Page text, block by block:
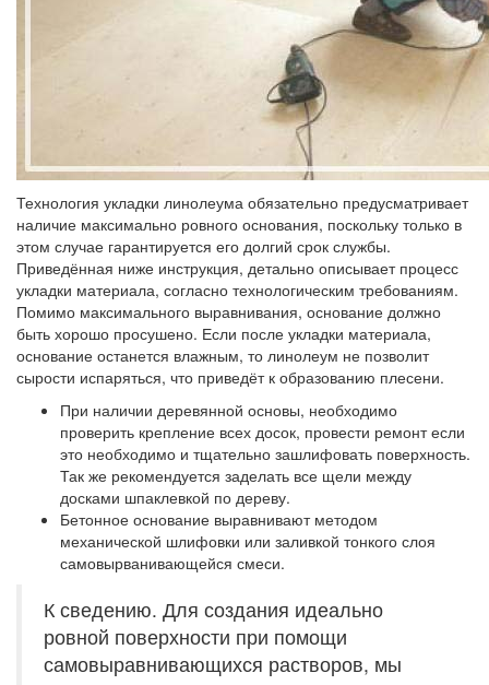
Технология укладки линолеума обязательно предусматривает
наличие максимально ровного основания, поскольку только в
этом случае гарантируется его долгий срок службы.
Приведённая ниже инструкция, детально описывает процесс
укладки материала, согласно технологическим требованиям.
Помимо максимального выравнивания, основание должно
быть хорошо просушено. Если после укладки материала,
основание останется влажным, то линолеум не позволит
сырости испаряться, что приведёт к образованию плесени.
При наличии деревянной основы, необходимо
проверить крепление всех досок, провести ремонт если
это необходимо и тщательно зашлифовать поверхность.
Так же рекомендуется заделать все щели между
досками шпаклевкой по дереву.
Бетонное основание выравнивают методом
механической шлифовки или заливкой тонкого слоя
самовырванивающейся смеси.
К сведению. Для создания идеально
ровной поверхности при помощи
самовыравнивающихся растворов, мы